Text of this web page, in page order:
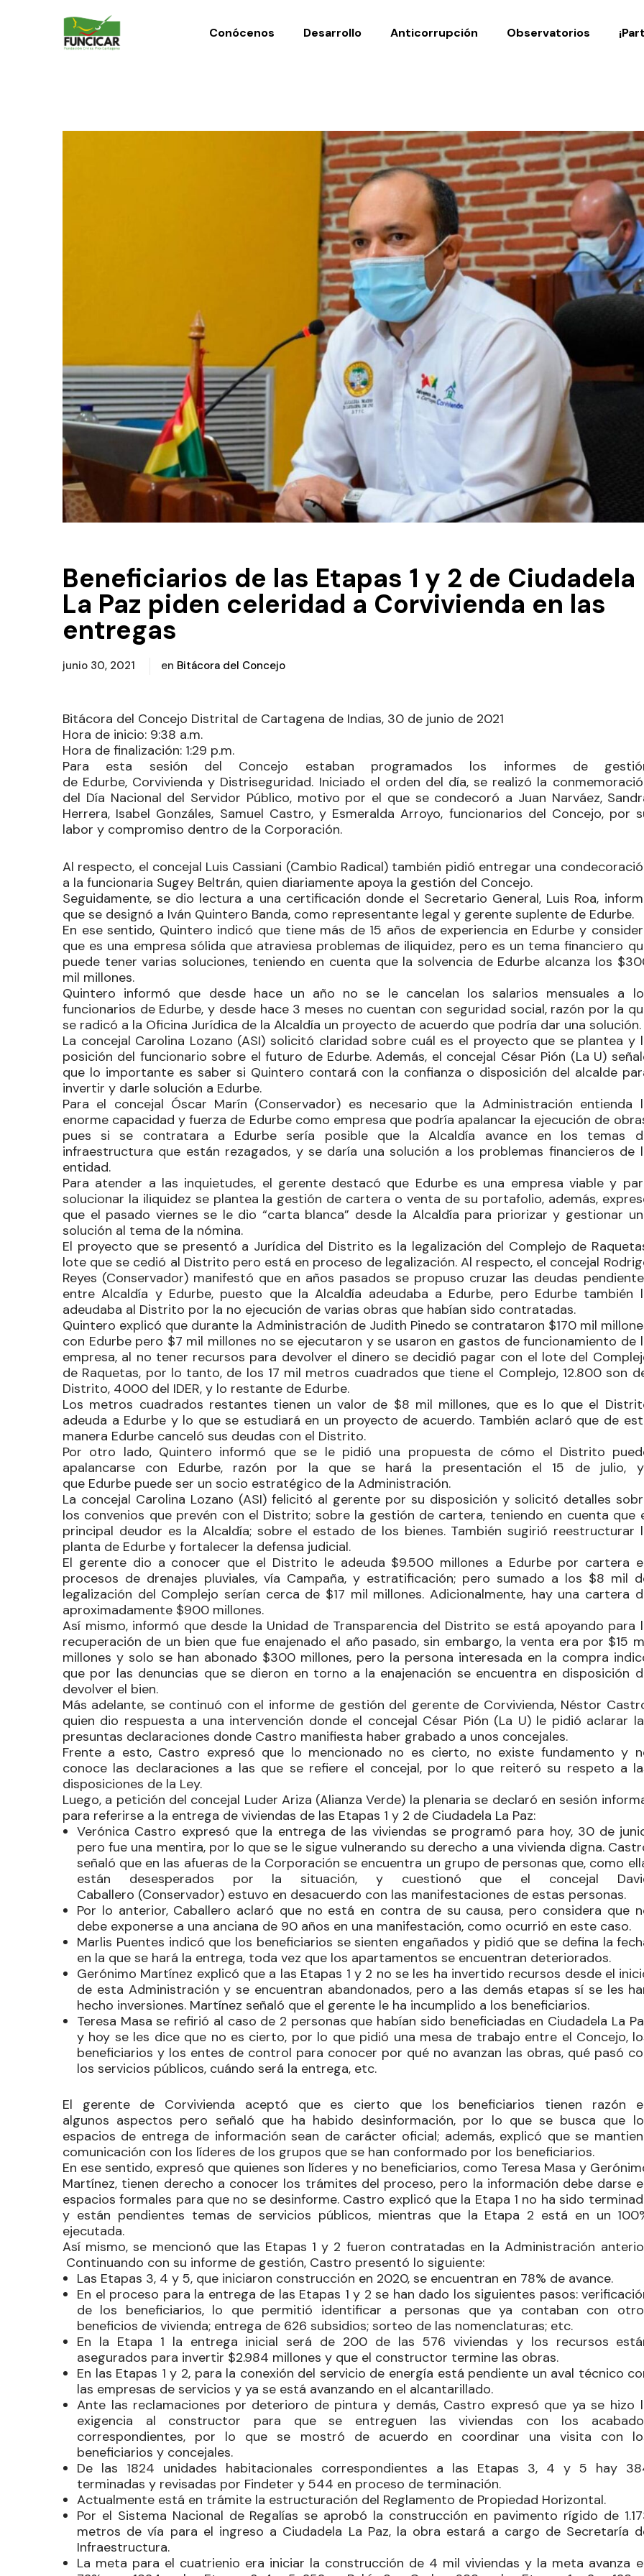
Conócenos Desarrollo Anticorrupción Observatorios
Beneficiarios de las Etapas 1 y 2 de Ciudadela
La Paz piden celeridad a Corvivienda en las
entregas
junio 30, 2021 en Bitácora del Concejo
Bitácora del Concejo Distrital de Cartagena de Indias, 30 de junio de 2021
Hora de inicio: 9:38 a.m.
Hora de finalización: 1:29 p.m.
Para esta sesión del Concejo estaban programados los informes de
de Edurbe, Corvivienda y Distriseguridad. Iniciado el orden del día, se realizó la
del Día Nacional del Servidor Público, motivo por el que se condecoró a Juan Narváez,
Herrera, Isabel Gonzáles, Samuel Castro, y Esmeralda Arroyo, funcionarios del Concejo, por
labor y compromiso dentro de la Corporación.
Al respecto, el concejal Luis Cassiani (Cambio Radical) también pidió entregar una
a la funcionaria Sugey Beltrán, quien diariamente apoya la gestión del Concejo.
Seguidamente, se dio lectura a una certificación donde el Secretario General, Luis Roa,
que se designó a Iván Quintero Banda, como representante legal y gerente suplente de Edurbe.
En ese sentido, Quintero indicó que tiene más de 15 años de experiencia en Edurbe y
que es una empresa sólida que atraviesa problemas de iliquidez, pero es un tema financiero
puede tener varias soluciones, teniendo en cuenta que la solvencia de Edurbe alcanza los
mil millones.
Quintero informó que desde hace un año no se lecancelan los salarios mensuales a
funcionarios de Edurbe, y desde hace 3 meses no cuentan con seguridad social, razón por la
se radicó a la Oficina Jurídica de la Alcaldía un proyecto de acuerdo que podría dar una solución.
La concejal Carolina Lozano (ASI) solicitó claridad sobre cuál es el proyecto que se plantea y
posición del funcionario sobre el futuro de Edurbe. Además, el concejal César Pión (La U)
que lo importante es saber si Quintero contará con la confianza o disposición del alcalde
invertir y darle solución a Edurbe.
Para el concejal Óscar Marín (Conservador) es necesario que la Administración entienda
enorme capacidad y fuerza de Edurbecomo empresa que podría apalancar la ejecución de
pues si se contratara a Edurbe sería posible que la Alcaldía avance en los temas
infraestructura que están rezagados, y se daría una solución a los problemas financieros de
entidad.
Para atender a las inquietudes, el gerente destacó que Edurbees una empresa viable y
solucionar la iliquidez se plantea la gestión de cartera o venta de su portafolio, además,
que el pasado viernes se le dio “carta blanca” desde la Alcaldía para priorizar y gestionar
solución al tema de la nómina.
El proyecto que se presentó a Jurídica del Distrito es la legalización del Complejo de
lote que se cedió al Distrito pero está en proceso de legalización. Al respecto, el concejal
Reyes (Conservador) manifestó que en años pasados se propuso cruzar las deudas
entre Alcaldía y Edurbe, puesto que la Alcaldía adeudaba a Edurbe, pero Edurbetambién
adeudaba al Distrito por la no ejecución de varias obras que habían sido contratadas.
Quintero explicó que durante la Administración de Judith Pinedo se contrataron $170 mil
con Edurbepero $7 mil millones no se ejecutaron y se usaron en gastos de funcionamiento de
empresa, al no tener recursos para devolver el dinero se decidió pagar con el lote del
de Raquetas, por lo tanto, de los 17 mil metros cuadrados que tiene el Complejo, 12.800 son
Distrito, 4000 del IDER, y lo restante de Edurbe.
Los metros cuadrados restantes tienen un valor de $8 mil millones, que es lo que el
adeuda a Edurbe y lo que se estudiará en un proyecto de acuerdo. También aclaró que de
manera Edurbe canceló sus deudas con el Distrito.
Por otro lado, Quintero informó que se le pidió una propuesta de cómo el Distrito
apalancarse con Edurbe, razón por la que se hará la presentación el 15 de julio,
que Edurbe puede ser un socio estratégico de la Administración.
La concejal Carolina Lozano (ASI) felicitó al gerente por su disposición y solicitó detalles
los convenios que prevén con el Distrito; sobre la gestión de cartera, teniendo en cuenta que
principal deudor es la Alcaldía; sobre el estado de los bienes. También sugirió reestructurar
planta de Edurbe y fortalecer la defensa judicial.
El gerente dio a conocer que el Distrito le adeuda $9.500 millones a Edurbepor cartera
procesos de drenajes pluviales, vía Campaña, y estratificación; pero sumado a los $8 mil
legalización del Complejo serían cerca de $17 mil millones. Adicionalmente, hay una cartera
aproximadamente $900 millones.
Así mismo, informó que desde la Unidad de Transparencia del Distrito se está apoyando para
recuperación de un bien que fue enajenado el año pasado, sin embargo, la venta era por $15
millones y solo se han abonado $300 millones, pero la persona interesada en la compra
que por las denuncias que se dieron en torno a la enajenación se encuentra en disposición
devolver el bien.
Más adelante, se continuó con el informe de gestión del gerente de Corvivienda, Néstor
quien dio respuesta a una intervención donde el concejal César Pión (La U) le pidió aclarar
presuntas declaraciones donde Castro manifiesta haber grabado a unos concejales.
Frente a esto, Castro expresó que lo mencionado no es cierto, no existe fundamento y
conoce las declaraciones a las que se refiere el concejal, por lo que reiteró su respeto a
disposiciones de la Ley.
Luego, a petición del concejal Luder Ariza (Alianza Verde) la plenaria se declaró en sesión
para referirse a la entrega de viviendas de las Etapas 1 y 2 de Ciudadela La Paz:
Verónica Castro expresó que la entrega de las viviendas se programó para hoy, 30 de
pero fue una mentira, por lo que se le sigue vulnerando su derecho a una vivienda digna.
señaló que en las afueras de la Corporación se encuentra un grupo de personas que, como
están desesperados por la situación, y cuestionó que el concejal
Caballero (Conservador) estuvo en desacuerdo con las manifestaciones de estas personas.
Por lo anterior, Caballero aclaró que no está en contra de su causa, pero considera que
debe exponerse a una anciana de 90 años en una manifestación, como ocurrió en este caso.
Marlis Puentes indicó que los beneficiarios se sienten engañados y pidió que se defina la
en la que se hará la entrega, toda vez que los apartamentos se encuentran deteriorados.
Gerónimo Martínez explicó que a las Etapas 1 y 2 no se les ha invertido recursos desde el
de esta Administración y se encuentran abandonados, pero a las demás etapas sí se les
hecho inversiones. Martínez señaló que el gerente le ha incumplido a los beneficiarios.
Teresa Masa se refirió al caso de 2 personas que habían sido beneficiadas en Ciudadela La
y hoy se les dice que no es cierto, por lo que pidió una mesa de trabajo entre el Concejo,
beneficiarios y los entes de control para conocer por qué no avanzan las obras, qué pasó
los servicios públicos, cuándo será la entrega, etc.
El gerente de Corvivienda aceptó que es cierto que los beneficiarios tienen razón
algunos aspectos pero señaló que ha habido desinformación, por lo que se busca que
espacios de entrega de información sean de carácter oficial; además, explicó que se
comunicación con los líderes de los grupos que se han conformado por los beneficiarios.
En ese sentido, expresó que quienes son líderes y no beneficiarios, como Teresa Masa y
Martínez, tienen derecho a conocer los trámites del proceso, pero la información debe darse
espacios formales para que no se desinforme. Castro explicó que la Etapa 1 no ha sido
y están pendientes temas de servicios públicos, mientras que la Etapa 2 está en un
ejecutada.
Así mismo, se mencionó que las Etapas 1 y 2 fueron contratadas en la Administración
Continuando con su informe de gestión, Castro presentó lo siguiente:
Las Etapas 3, 4 y 5, que iniciaron construcción en 2020, se encuentran en 78% de avance.
En el proceso para la entrega de las Etapas 1 y 2 se han dado los siguientes pasos:
de los beneficiarios, lo que permitió identificar a personas que ya contaban con
beneficios de vivienda; entrega de 626 subsidios; sorteo de las nomenclaturas; etc.
En la Etapa 1 la entrega inicial será de 200 de las 576 viviendas y los recursos
asegurados para invertir $2.984 millones y que el constructor termine las obras.
En las Etapas 1 y 2, para la conexión del servicio de energía está pendiente un aval técnico
las empresas de servicios y ya se está avanzando en el alcantarillado.
Ante las reclamaciones por deterioro de pintura y demás, Castro expresó que ya se hizo
exigencia al constructor para que se entreguen las viviendas con los
correspondientes, por lo que se mostró de acuerdo en coordinar una visita con
beneficiarios y concejales.
De las 1824 unidades habitacionales correspondientes a las Etapas 3, 4 y 5 hay
terminadas y revisadas por Findeter y 544 en proceso de terminación.
Actualmente está en trámite la estructuración del Reglamento de Propiedad Horizontal.
Por el Sistema Nacional de Regalías se aprobó la construcción en pavimento rígido de
metros de vía para el ingreso a Ciudadela La Paz, la obra estará a cargo de Secretaría
Infraestructura.
La meta para el cuatrienio era iniciar la construcción de 4 mil viviendas y la meta avanza